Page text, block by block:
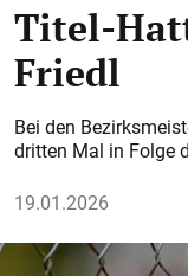
Titel-
Friedl
Bei den
dritten Mal in Folge
19.01.2026